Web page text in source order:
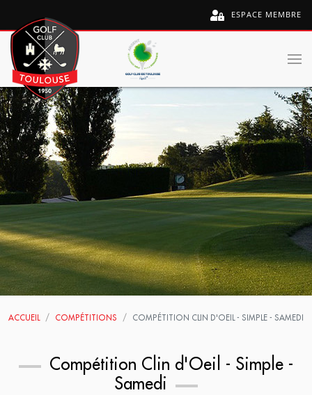
ESPACE MEMBRE
ACCUEIL COMPÉTITIONS COMPÉTITION CLIN D'OEIL - SIMPLE - SAMEDI
Compétition Clin d'Oeil - Simple -
Samedi